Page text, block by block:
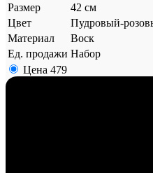
Размер
42 см
Цвет
Пудровый-
Материал
Воск
Ед. продажи Набор
Цена 479